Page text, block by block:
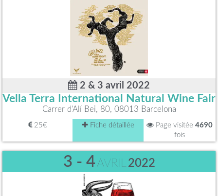
2 & 3 avril 2022
Vella Terra International Natural Wine Fair
Carrer d'Alí Bei, 80, 08013 Barcelona
25€ Fiche détaillée Page visitée 4690
fois
3 - 4AVRIL 2022